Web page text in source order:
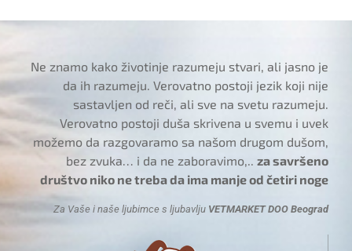
Ne znamo kako životinje razumeju stvari, ali jasno je
da ih razumeju. Verovatno postoji jezik koji nije
sastavljen od reči, ali sve na svetu razumeju.
Verovatno postoji duša skrivena u svemu i uvek
možemo da razgovaramo sa našom drugom dušom,
bez zvuka… i da ne zaboravimo,..za savršeno
društvo niko ne treba da ima manje od četiri noge
Za Vaše i naše ljubimce s ljubavlju VETMARKET DOO Beograd